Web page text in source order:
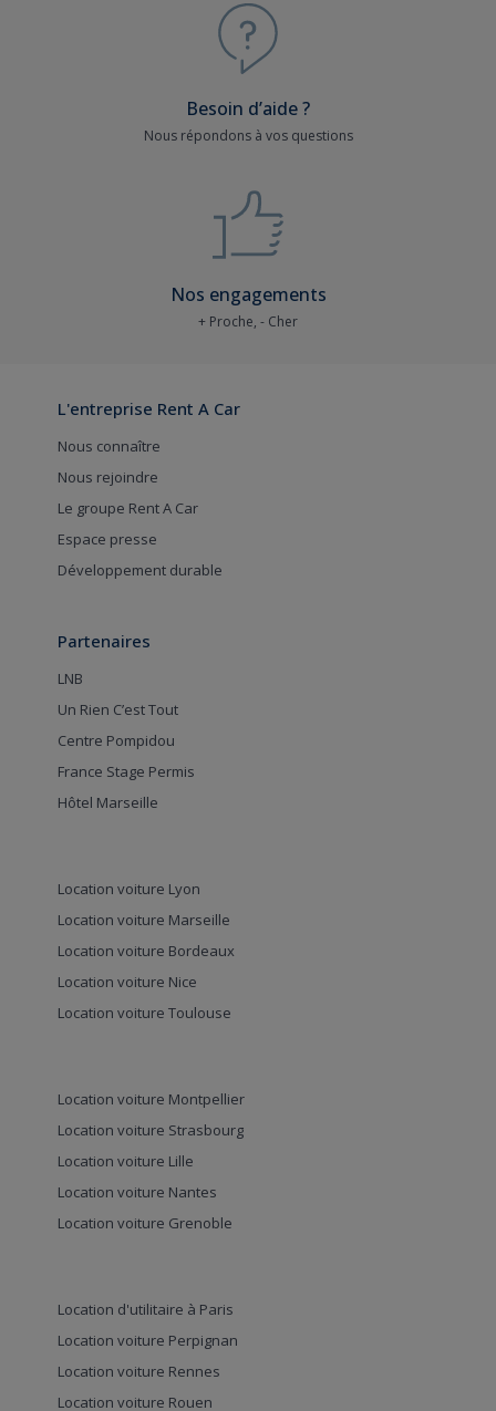
Besoin d’aide ?
Nous répondons à vos questions
Nos engagements
+ Proche, - Cher
L'entreprise Rent A Car
Nous connaître
Nous rejoindre
Le groupe Rent A Car
Espace presse
Développement durable
Partenaires
LNB
Un Rien C’est Tout
Centre Pompidou
France Stage Permis
Hôtel Marseille
Location voiture Lyon
Location voiture Marseille
Location voiture Bordeaux
Location voiture Nice
Location voiture Toulouse
Location voiture Montpellier
Location voiture Strasbourg
Location voiture Lille
Location voiture Nantes
Location voiture Grenoble
Location d'utilitaire à Paris
Location voiture Perpignan
Location voiture Rennes
Location voiture Rouen